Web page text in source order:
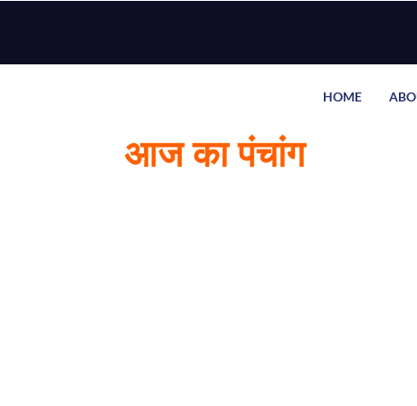
HOME
आज का पंचांग